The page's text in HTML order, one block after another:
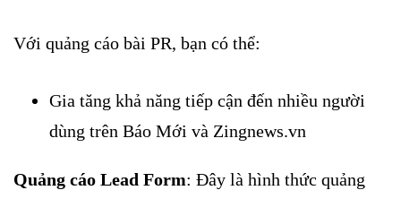
Với quảng cáo bài PR, bạn có thể:
Gia tăng khả năng tiếp cận đến nhiều người
dùng trên Báo Mới và Zingnews.vn
Quảng cáo Lead Form: Đây là hình thức quảng